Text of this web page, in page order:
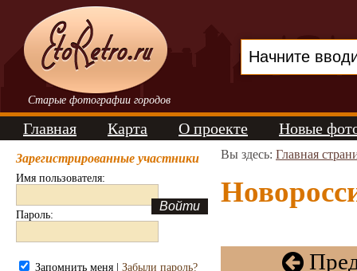
Старые фотографии городов
Главная Карта О проекте Новые
Зарегистрированные участники
Имя пользователя:
Пароль:
Запомнить меня | Забыли пароль?
Вы здесь: Главная